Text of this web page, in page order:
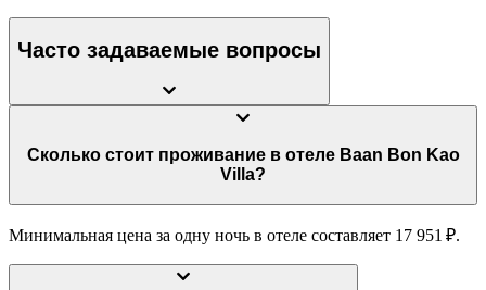
Часто задаваемые вопросы
Сколько стоит проживание в отеле Baan Bon Kao
Villa?
Минимальная цена за одну ночь в отеле составляет 17 951 ₽.